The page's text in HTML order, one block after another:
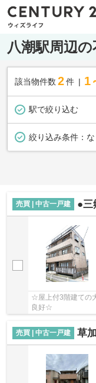
八潮駅周辺
該当物件数 2件 1
駅で絞り込む
絞り込み条件：
売買 | 中古一戸建 ●三
☆屋上付3階建ての
良好☆
売買 | 中古一戸建 草